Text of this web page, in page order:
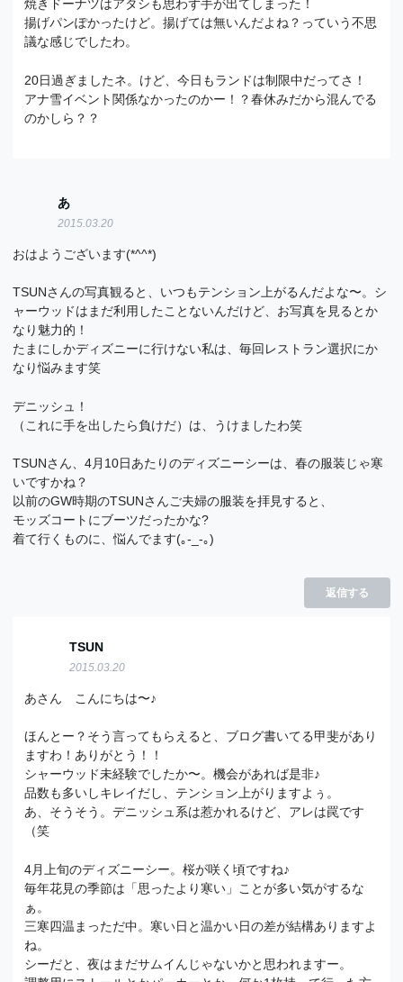
焼きドーナツはアタシも思わず手が出てしまった！
揚げパンぽかったけど。揚げては無いんだよね？っていう不思
議な感じでしたわ。
20日過ぎましたネ。けど、今日もランドは制限中だってさ！
アナ雪イベント関係なかったのかー！？春休みだから混んでる
のかしら？？
あ
2015.03.20
おはようございます(*^^*)
TSUNさんの写真観ると、いつもテンション上がるんだよな〜。シ
ャーウッドはまだ利用したことないんだけど、お写真を見るとか
なり魅力的！
たまにしかディズニーに行けない私は、毎回レストラン選択にか
なり悩みます笑
デニッシュ！
（これに手を出したら負けだ）は、うけましたわ笑
TSUNさん、4月10日あたりのディズニーシーは、春の服装じゃ寒
いですかね？
以前のGW時期のTSUNさんご夫婦の服装を拝見すると、
モッズコートにブーツだったかな?
着て行くものに、悩んでます(｡-_-｡)
返信する
TSUN
2015.03.20
あさん こんにちは〜♪
ほんとー？そう言ってもらえると、ブログ書いてる甲斐があり
ますわ！ありがとう！！
シャーウッド未経験でしたか〜。機会があれば是非♪
品数も多いしキレイだし、テンション上がりますよぅ。
あ、そうそう。デニッシュ系は惹かれるけど、アレは罠です
（笑
4月上旬のディズニーシー。桜が咲く頃ですね♪
毎年花見の季節は「思ったより寒い」ことが多い気がするな
ぁ。
三寒四温まっただ中。寒い日と温かい日の差が結構ありますよ
ね。
シーだと、夜はまだサムイんじゃないかと思われますー。